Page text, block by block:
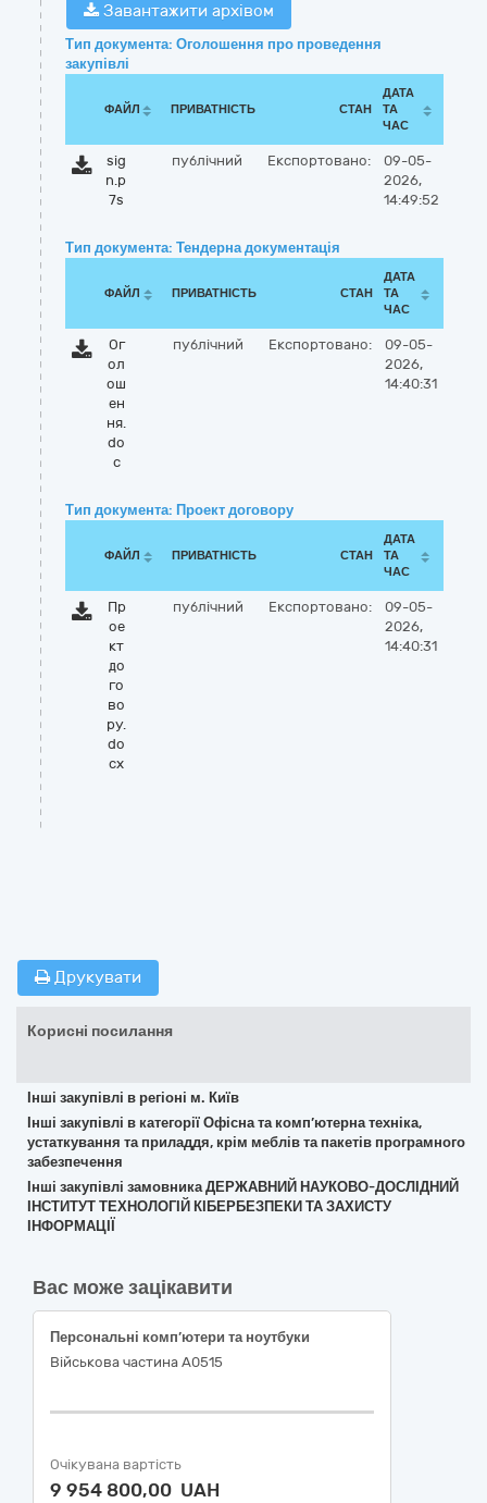
Завантажити архівом
Тип документа: Оголошення про проведення
закупівлі
ФАЙЛ ПРИВАТНІСТЬ СТАН
ДАТА
ТА
ЧАС
sig
n.p
7s
публічний Експортовано:
09-05-
2026,
14:49:52
Тип документа: Тендерна документація
ФАЙЛ ПРИВАТНІСТЬ СТАН
ДАТА
ТА
ЧАС
Ог
ол
ош
ен
ня.
do
c
публічний Експортовано:
09-05-
2026,
14:40:31
Тип документа: Проект договору
ФАЙЛ ПРИВАТНІСТЬ СТАН
ДАТА
ТА
ЧАС
Пр
ое
кт
до
го
во
ру.
do
cx
публічний Експортовано:
09-05-
2026,
14:40:31
Друкувати
Корисні посилання
Інші закупівлі в регіоні м. Київ
Інші закупівлі в категорії Офісна та комп’ютерна техніка,
устаткування та приладдя, крім меблів та пакетів програмного
забезпечення
Інші закупівлі замовника ДЕРЖАВНИЙ НАУКОВО-ДОСЛІДНИЙ
ІНСТИТУТ ТЕХНОЛОГІЙ КІБЕРБЕЗПЕКИ ТА ЗАХИСТУ
ІНФОРМАЦІЇ
Вас може зацікавити
Персональні комп’ютери та ноутбуки
Військова частина А0515
Очікувана вартість
9 954 800,00 UAH